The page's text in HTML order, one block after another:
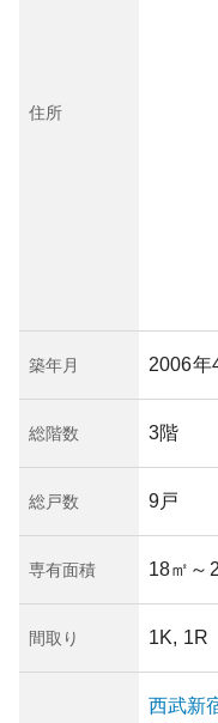
住所
築年月 2006年
総階数 3階
総戸数 9戸
専有面積 18㎡ ～
間取り 1K, 1R
西武新